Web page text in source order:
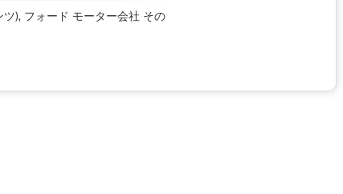
), フォード モーター会社 その